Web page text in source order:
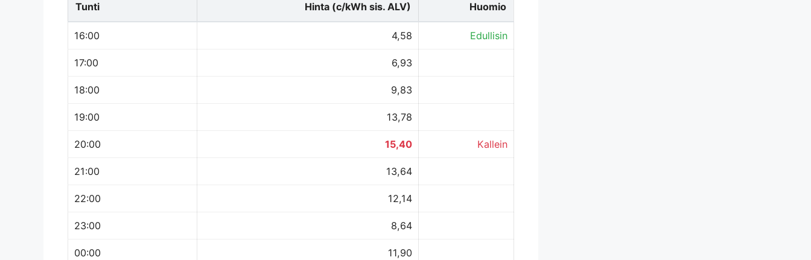
Tunti Hinta (c/kWh sis. ALV) Huomio
16:00 4,58 Edullisin
17:00 6,93
18:00 9,83
19:00 13,78
20:00 15,40 Kallein
21:00 13,64
22:00 12,14
23:00 8,64
00:00 11,90